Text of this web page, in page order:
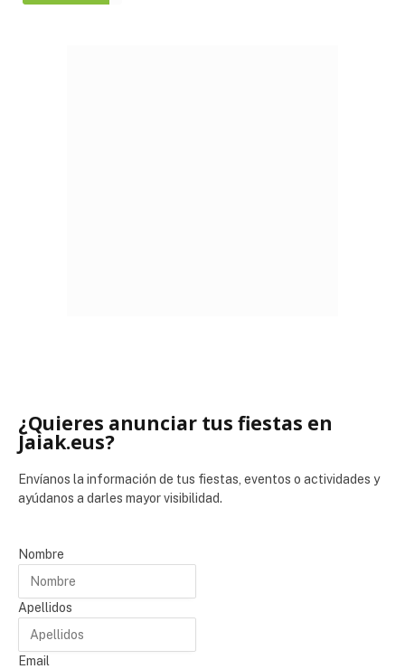
¿Quieres anunciar tus fiestas en
Jaiak.eus?
Envíanos la información de tus fiestas, eventos o actividades y
ayúdanos a darles mayor visibilidad.
Nombre
Apellidos
Email